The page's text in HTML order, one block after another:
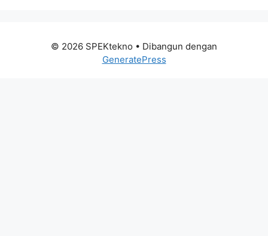
© 2026 SPEKtekno • Dibangun dengan
GeneratePress